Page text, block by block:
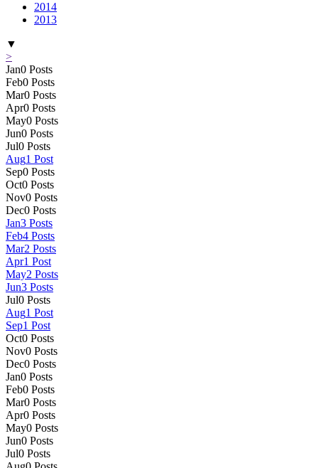
2014
2013
▼
>
Jan0 Posts
Feb0 Posts
Mar0 Posts
Apr0 Posts
May0 Posts
Jun0 Posts
Jul0 Posts
Aug1 Post
Sep0 Posts
Oct0 Posts
Nov0 Posts
Dec0 Posts
Jan3 Posts
Feb4 Posts
Mar2 Posts
Apr1 Post
May2 Posts
Jun3 Posts
Jul0 Posts
Aug1 Post
Sep1 Post
Oct0 Posts
Nov0 Posts
Dec0 Posts
Jan0 Posts
Feb0 Posts
Mar0 Posts
Apr0 Posts
May0 Posts
Jun0 Posts
Jul0 Posts